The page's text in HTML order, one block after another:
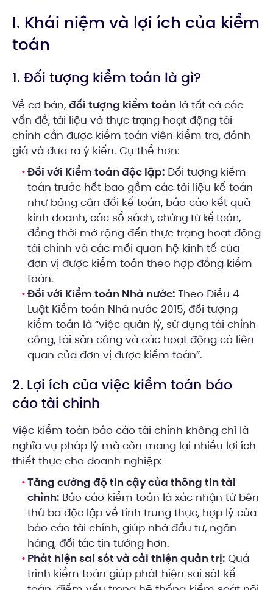
I. Khái niệm và lợi ích của kiểm
toán
1. Đối tượng kiểm toán là gì?
Về cơ bản, đối tượng kiểm toán là tất cả các
vấn đề, tài liệu và thực trạng hoạt động tài
chính cần được kiểm toán viên kiểm tra, đánh
giá và đưa ra ý kiến. Cụ thể hơn:
Đối với Kiểm toán độc lập: Đối tượng kiểm
toán trước hết bao gồm các tài liệu kế toán
như bảng cân đối kế toán, báo cáo kết quả
kinh doanh, các sổ sách, chứng từ kế toán,
đồng thời mở rộng đến thực trạng hoạt động
tài chính và các mối quan hệ kinh tế của
đơn vị được kiểm toán theo hợp đồng kiểm
toán.
Đối với Kiểm toán Nhà nước: Theo Điều 4
Luật Kiểm toán Nhà nước 2015, đối tượng
kiểm toán là “việc quản lý, sử dụng tài chính
công, tài sản công và các hoạt động có liên
quan của đơn vị được kiểm toán”.
2. Lợi ích của việc kiểm toán báo
cáo tài chính
Việc kiểm toán báo cáo tài chính không chỉ là
nghĩa vụ pháp lý mà còn mang lại nhiều lợi ích
thiết thực cho doanh nghiệp:
Tăng cường độ tin cậy của thông tin tài
chính: Báo cáo kiểm toán là xác nhận từ bên
thứ ba độc lập về tính trung thực, hợp lý của
báo cáo tài chính, giúp nhà đầu tư, ngân
hàng, đối tác tin tưởng hơn.
Phát hiện sai sót và cải thiện quản trị: Quá
trình kiểm toán giúp phát hiện sai sót kế